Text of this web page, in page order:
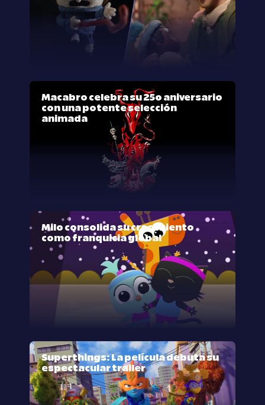
Macabro celebra su 25º aniversario
con una potente selección
animada
Milo consolida su crecimiento
como franquicia global
Superthings: La película debuta su
espectacular trailer